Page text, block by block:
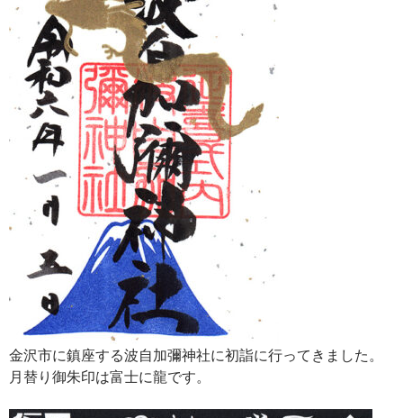
金沢市に鎮座する波自加彌神社に初詣に行ってきました。
月替り御朱印は富士に龍です。